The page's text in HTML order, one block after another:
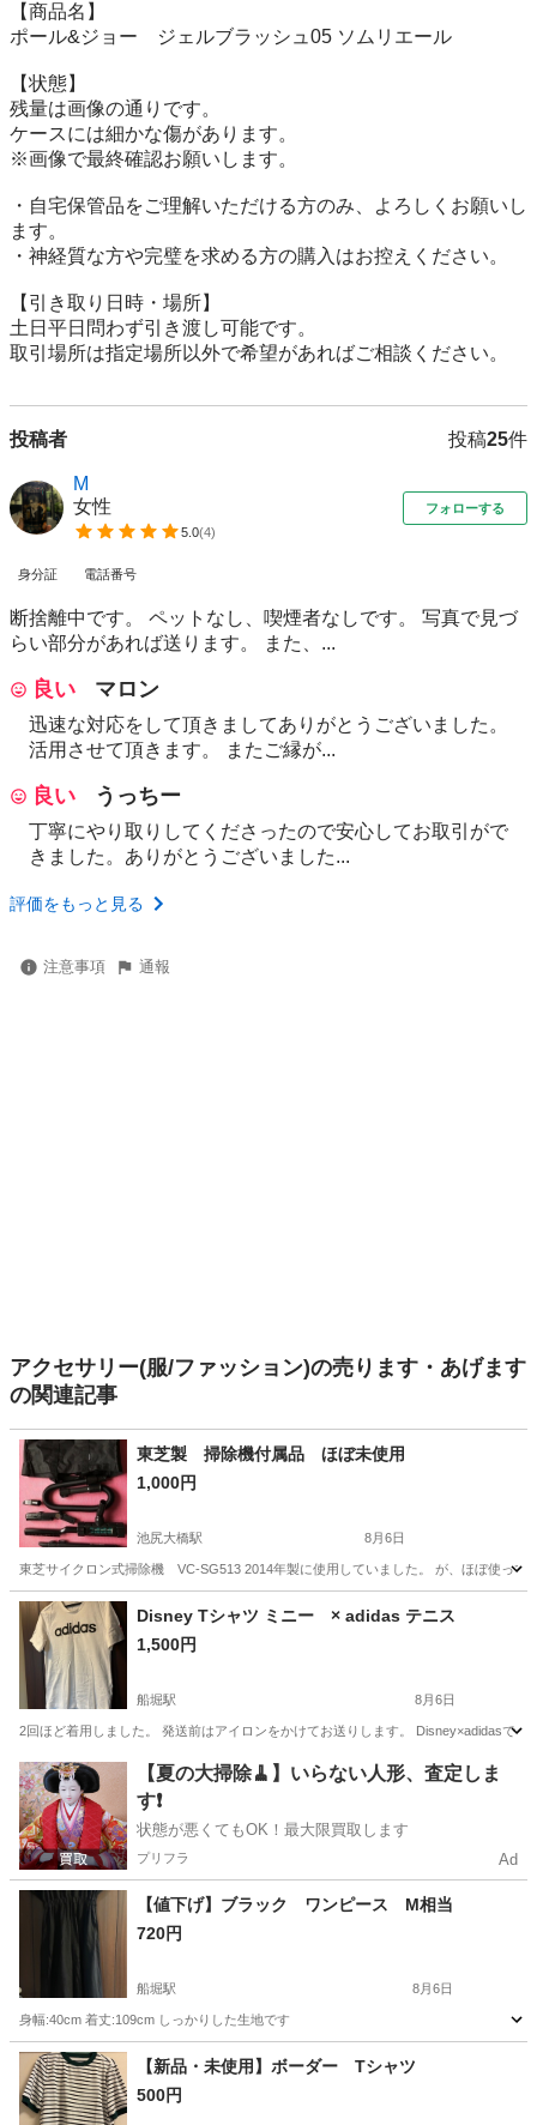
【商品名】
ポール&ジョー　ジェルブラッシュ05 ソムリエール
【状態】
残量は画像の通りです。
ケースには細かな傷があります。
※画像で最終確認お願いします。
・自宅保管品をご理解いただける方のみ、よろしくお願いし
ます。
・神経質な方や完璧を求める方の購入はお控えください。
【引き取り日時・場所】
土日平日問わず引き渡し可能です。
取引場所は指定場所以外で希望があればご相談ください。
投稿者 投稿25件
M
女性
5.0(4)
フォローする
身分証 電話番号
断捨離中です。 ペットなし、喫煙者なしです。 写真で見づ
らい部分があれば送ります。 また、...
良い マロン
迅速な対応をして頂きましてありがとうございました。
活用させて頂きます。 またご縁が...
良い うっちー
丁寧にやり取りしてくださったので安心してお取引がで
きました。ありがとうございました...
評価をもっと見る
注意事項 通報
アクセサリー(服/ファッション)の売ります・あげます
の関連記事
東芝製 掃除機付属品 ほぼ未使用
1,000円
池尻大橋駅 8月6日
東芝サイクロン式掃除機 VC-SG513 2014年製に使用していました。 が、ほぼ使っ
東京 世田谷区 Disney Tシャツ ミニー × adidas テニス
1,500円
船堀駅 8月6日
2回ほど着用しました。 発送前はアイロンをかけてお送りします。 Disney×adidasで
東京 江戸川区 船堀駅 Tシャツ
【夏の大掃除🧹】いらない人形、査定しま
す❗️
状態が悪くてもOK！最大限買取します
プリフラ Ad
【値下げ】ブラック ワンピース M相当
720円
船堀駅 8月6日
身幅:40cm 着丈:109cm しっかりした生地です
東京 江戸川区 船堀駅 ワンピース
【新品・未使用】ボーダー Tシャツ
500円